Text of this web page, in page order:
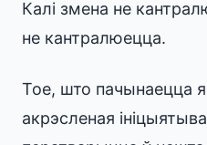
Калі змена не
не кантралюецца.
Тое, што пачынаецца
акрэсленая